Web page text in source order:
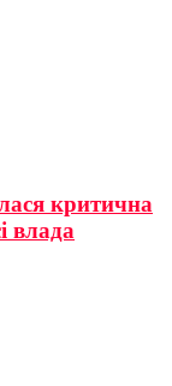
критична
влада